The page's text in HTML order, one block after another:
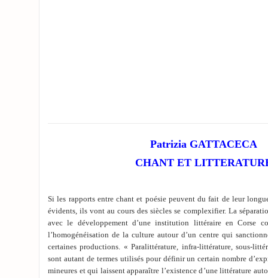
Patrizia GATTACECA
CHANT ET
Si les rapports entre chant et poésie peuvent du fait de leur
évidents, ils vont au cours des siècles se complexifier. La
avec le développement d’une institution littéraire en Corse
l’homogénéisation de la culture autour d’un centre qui
certaines productions. « Paralittérature, infra-littérature, sous-
sont autant de termes utilisés pour définir un certain nombre
mineures et qui laissent apparaître l’existence d’une littérature